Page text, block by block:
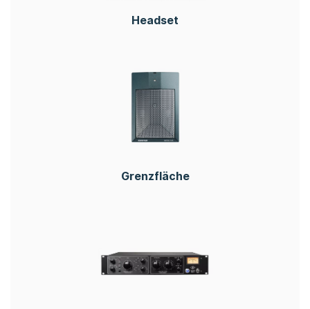
Headset
Grenzfläche